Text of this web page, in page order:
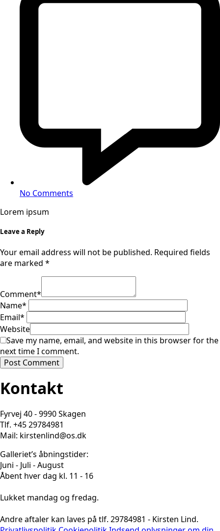
No Comments
Lorem ipsum
Leave a Reply
Your email address will not be published. Required fields
are marked *
Comment*
Name*
Email*
Website
Save my name, email, and website in this browser for the
next time I comment.
Kontakt
Fyrvej 40 - 9990 Skagen
Tlf. +45 29784981
Mail: kirstenlind@os.dk
Galleriet’s åbningstider:
Juni - Juli - August
Åbent hver dag kl. 11 - 16
Lukket mandag og fredag.
Andre aftaler kan laves på tlf. 29784981 - Kirsten Lind.